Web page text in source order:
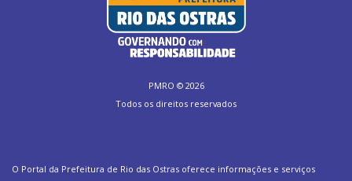
PMRO © 2026
Todos os direitos reservados
O Portal da Prefeitura de Rio das Ostras oferece informações e serviços